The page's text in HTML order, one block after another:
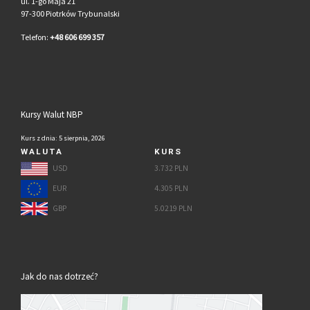
97-300 Piotrków Trybunalski
Telefon:+48 606 699 357
Kursy Walut NBP
Kurs z dnia: 5 sierpnia, 2026
WALUTA
KURS
USD
3.732 PLN
EUR 4.305 PLN
GBP 5.0219 PLN
Jak do nas dotrzeć?